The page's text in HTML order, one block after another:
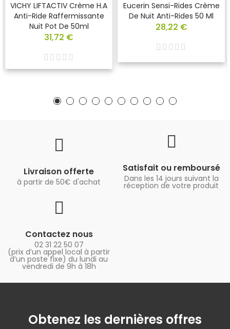
VICHY LIFTACTIV Crème H.A
Anti-Ride Raffermissante
Nuit Pot De 50ml
31,72 €
Eucerin Sensi-Rides Crème
De Nuit Anti-Rides 50 Ml
28,22 €
Livraison offerte
à partir de 50€ d'achat
Satisfait ou remboursé
Dans les 14 jours suivant la
réception de votre produit
Contactez nous
02 31 22 50 07
(prix d’un appel local à partir
d’un poste fixe) du lundi au
vendredi de 9h à 18h
Obtenez les dernières offres